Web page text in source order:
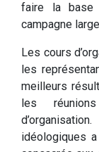
faire la base
campagne
Les cours
les
meilleurs
les
idéologiques